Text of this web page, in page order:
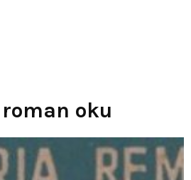
oku